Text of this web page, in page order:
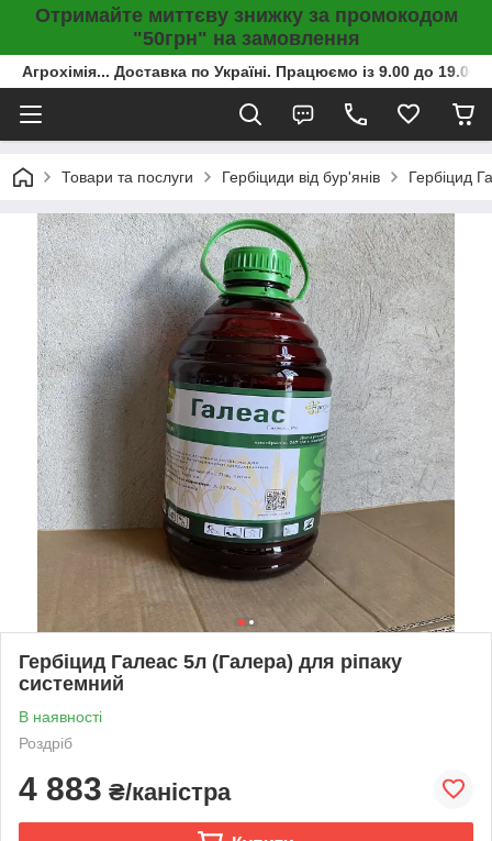
Отримайте миттєву знижку за промокодом
"50грн" на замовлення
Агрохімія... Доставка по Україні. Працюємо із 9.00 до
Товари та послуги Гербіциди від бур'янів Гербіцид
Гербіцид Галеас 5л (Галера) для ріпаку
системний
В наявності
Роздріб
4 883 ₴/каністра